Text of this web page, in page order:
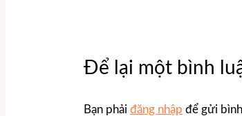
Để lại một bình
Bạn phảiđăng nhập để gửi